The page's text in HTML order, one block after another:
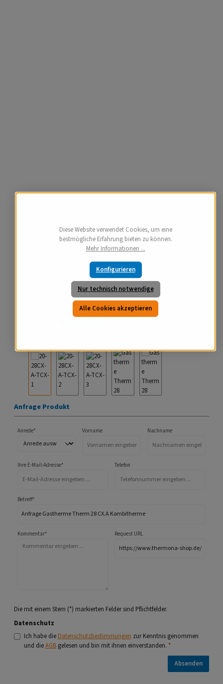
Anfrage Produkt
Anrede* Vorname Nachname
Ihre E-Mail-Adresse* Telefon
Betreff*
Kommentar* Request URL
Die mit einem Stern (*) markierten Felder sind Pflichtfelder.
Datenschutz
Ich habe die Datenschutzbestimmungen zur Kenntnis genommen
und dieAGBgelesen und bin mit ihnen einverstanden. *
Absenden
Diese Website verwendet Cookies, um eine
bestmögliche Erfahrung bieten zu können.
Mehr Informationen ...
Nur technisch notwendige
Konfigurieren
Alle Cookies akzeptieren